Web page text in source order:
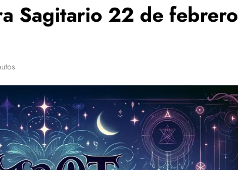
Sagitario 22 de febrero